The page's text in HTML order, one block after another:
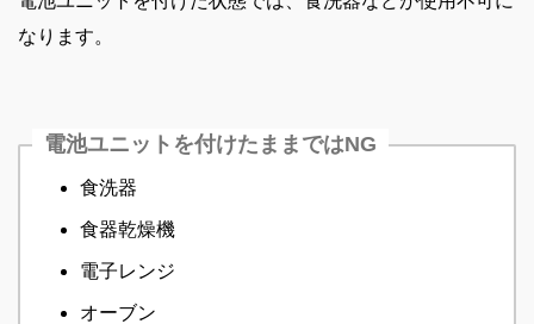
なります。
電池ユニットを付けたままではNG
食洗器
食器乾燥機
電子レンジ
オーブン